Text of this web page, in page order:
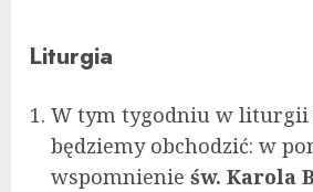
Liturgia
W tym tygodniu w liturgii
będziemy obchodzić: w
wspomnienie św. Karola